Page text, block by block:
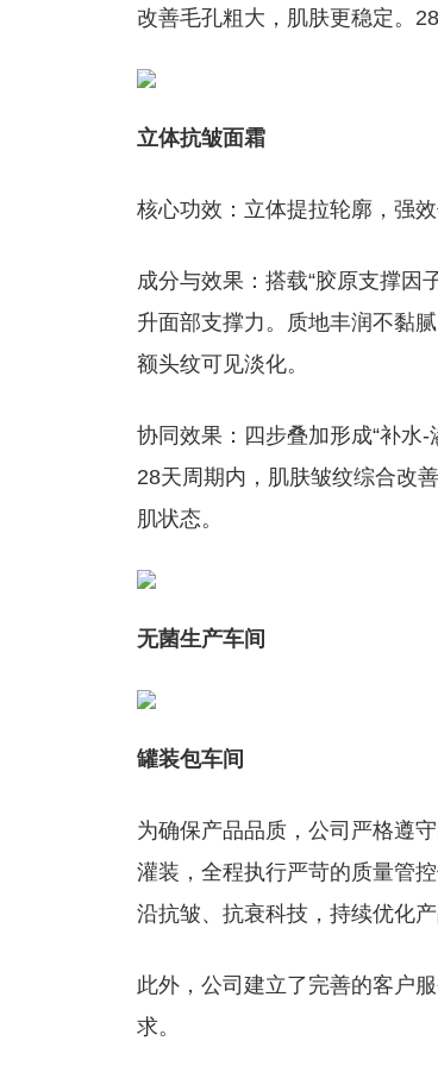
改善毛孔粗大，肌肤更稳定。
立体抗皱面霜
核心功效：立体提拉轮廓，强效
成分与效果：搭载“胶原支撑因
升面部支撑力。质地丰润不黏
额头纹可见淡化。
协同效果：四步叠加形成“补水
28天周期内，肌肤皱纹综合改
肌状态。
无菌生产车间
罐装包车间
为确保产品品质，公司严格遵
灌装，全程执行严苛的质量管
沿抗皱、抗衰科技，持续优化
此外，公司建立了完善的客户
求。